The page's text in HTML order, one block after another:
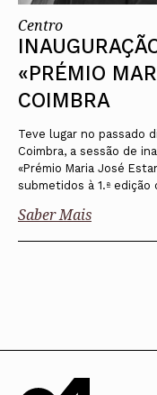
Centro
«PRÉMIO
COIMBRA
Teve lugar no passado
Coimbra, a sessão de
«Prémio Maria José
submetidos à 1.ª edição
Saber Mais